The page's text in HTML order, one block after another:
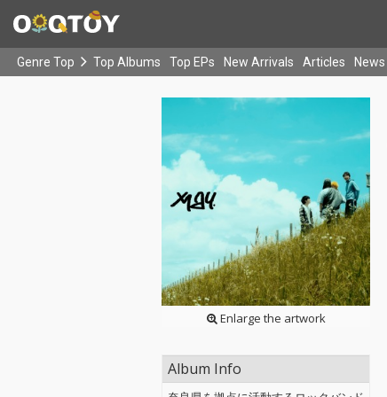
Genre Top Top Albums Top EPs New Arrivals Articles News
Enlarge the artwork
Album Info